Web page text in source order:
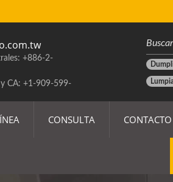
+886-2-
y CA: +1-909-599-
CONSULTA CONTACTO